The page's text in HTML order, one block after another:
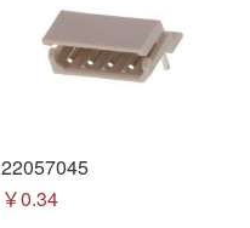
22057045
￥0.34